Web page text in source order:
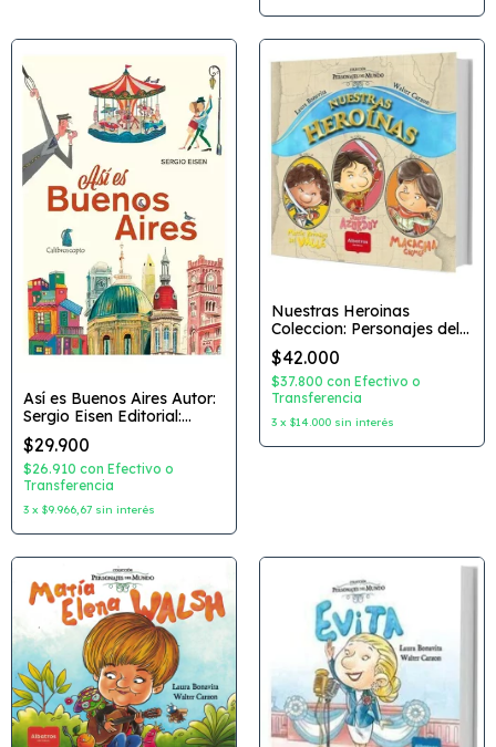
Así es Buenos Aires Autor:
Sergio Eisen Editorial:
Calibroscopio
$29.900
$26.910 con Efectivo o
Transferencia
3 x $9.966,67 sin interés
Nuestras Heroinas
Coleccion: Personajes del
Mundo Autor: Laura
Bonavita Dibujante: Walter
Carzon Editorial: Albatros
$42.000
$37.800 con Efectivo o
Transferencia
3 x $14.000 sin interés